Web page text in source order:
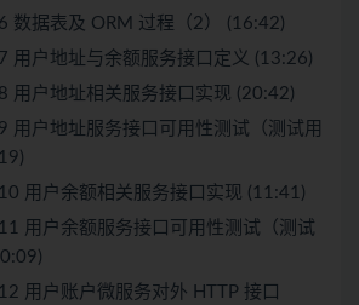
数据表及 ORM 过程（2） (16:42)
用户地址与余额服务接口定义 (13:26)
用户地址相关服务接口实现 (20:42)
用户地址服务接口可用性测试（测试用
用户余额相关服务接口实现 (11:41)
用户余额服务接口可用性测试（测试
用户账户微服务对外 HTTP 接口